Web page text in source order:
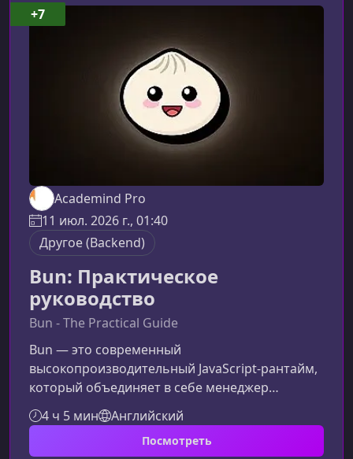
Academind Pro
11 июл. 2026 г., 01:40
Другое (Backend)
Bun: Практическое
руководство
Bun - The Practical Guide
Bun — это современный
высокопроизводительный JavaScript‑рантайм,
который объединяет в себе менеджер
пакетов, тестовый фреймворк, сборщик
проектов и набор встроенных API. В этом
практическом руководстве вы на примерах
4 ч 5 мин Английский
Посмотреть
+7